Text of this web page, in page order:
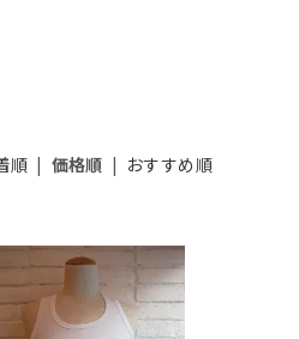
順 | 価格順 | おすすめ順